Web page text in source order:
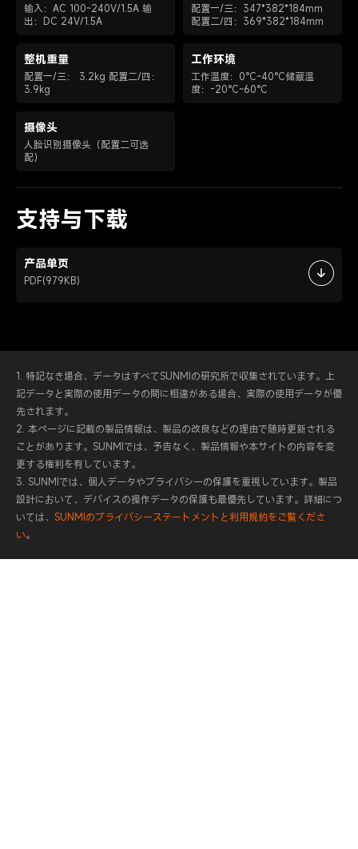
输入：AC 100~240V/1.5A 输
出：DC 24V/1.5A
配置一/三：347*382*184mm
配置二/四：369*382*184mm
整机重量
配置一/三： 3.2kg 配置二/四：
3.9kg
工作环境
工作温度：0°C~40°C储藏温
度：-20°C~60°C
摄像头
人脸识别摄像头 （配置二可选
配）
支持与下载
产品单页
PDF(979KB)
1. 特記なき場合、データはすべてSUNMIの研究所で収集されています。上
記データと実際の使用データの間に相違がある場合、実際の使用データが優
先されます。
2. 本ページに記載の製品情報は、製品の改良などの理由で随時更新される
ことがあります。SUNMIでは、予告なく、製品情報や本サイトの内容を変
更する権利を有しています。
3. SUNMIでは、個人データやプライバシーの保護を重視しています。製品
設計において、デバイスの操作データの保護も最優先しています。詳細につ
いては、 SUNMIのプライバシーステートメントと利用規約をご覧くださ
い。